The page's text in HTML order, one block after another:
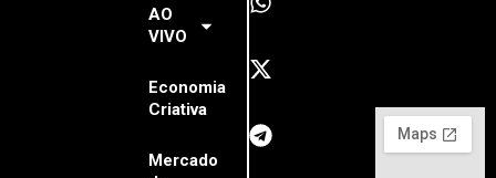
AO
VIVO
Economia
Criativa
Mercado